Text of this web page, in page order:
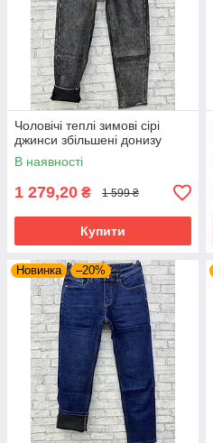
Чоловічі теплі зимові сірі
джинси збільшені донизу
В наявності
1 279,20 ₴ 1 599 ₴
Купити
Новинка –20%